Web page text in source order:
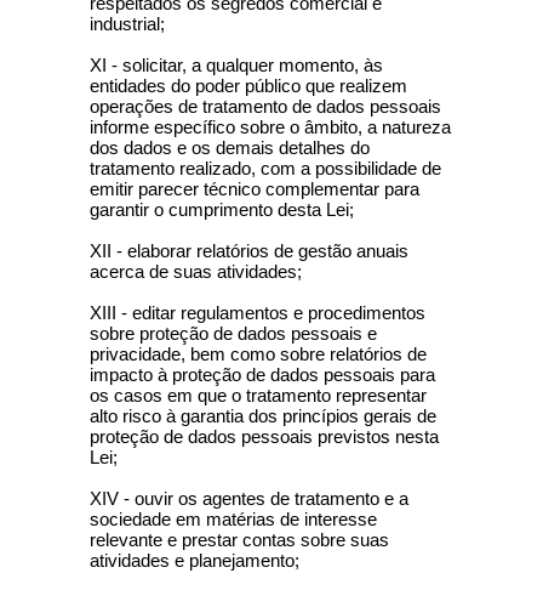
industrial;
XI - solicitar, a qualquer momento, às
entidades do poder público que realizem
operações de tratamento de dados pessoais
informe específico sobre o âmbito, a natureza
dos dados e os demais detalhes do
tratamento realizado, com a possibilidade de
emitir parecer técnico complementar para
garantir o cumprimento desta Lei;
XII - elaborar relatórios de gestão anuais
acerca de suas atividades;
XIII - editar regulamentos e procedimentos
sobre proteção de dados pessoais e
privacidade, bem como sobre relatórios de
impacto à proteção de dados pessoais para
os casos em que o tratamento representar
alto risco à garantia dos princípios gerais de
proteção de dados pessoais previstos nesta
Lei;
XIV - ouvir os agentes de tratamento e a
sociedade em matérias de interesse
relevante e prestar contas sobre suas
atividades e planejamento;